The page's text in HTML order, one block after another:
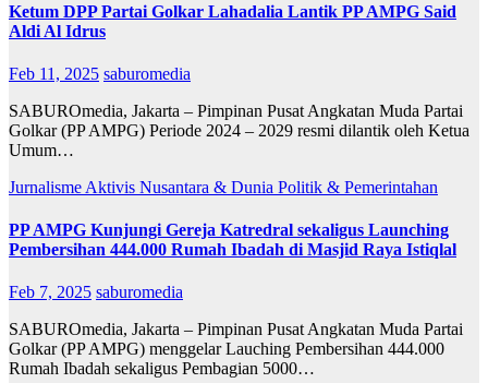
Ketum DPP Partai Golkar Lahadalia Lantik PP AMPG Said
Aldi Al Idrus
Feb 11, 2025 saburomedia
SABUROmedia, Jakarta – Pimpinan Pusat Angkatan Muda Partai
Golkar (PP AMPG) Periode 2024 – 2029 resmi dilantik oleh Ketua
Umum…
Jurnalisme Aktivis Nusantara & Dunia Politik & Pemerintahan
PP AMPG Kunjungi Gereja Katredral sekaligus Launching
Pembersihan 444.000 Rumah Ibadah di Masjid Raya Istiqlal
Feb 7, 2025 saburomedia
SABUROmedia, Jakarta – Pimpinan Pusat Angkatan Muda Partai
Golkar (PP AMPG) menggelar Lauching Pembersihan 444.000
Rumah Ibadah sekaligus Pembagian 5000…